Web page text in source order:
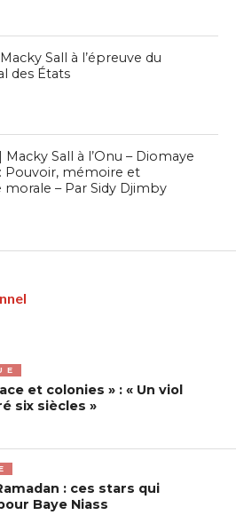
Sall à l’épreuve du
des États
Sall à l’Onu – Diomaye
Pouvoir, mémoire et
morale – Par Sidy Djimby
et colonies » : « Un viol
six siècles »
: ces stars qui
Baye Niass